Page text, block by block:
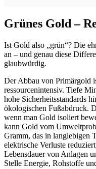
Grünes Gold –
Ist Gold also „grün“? Die
an – und genau diese
glaubwürdig.
Der Abbau von Primärgold
ressourcenintensiv. Tiefe
hohe Sicherheitsstandards
ökologischen Fußabdruck.
wenn man Gold isoliert
kann Gold vom
Gramm, das in langlebigen
elektrische Verluste
Lebensdauer von Anlagen
Stelle Energie, Rohstoffe